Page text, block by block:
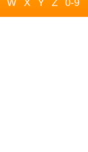
W X Y Z 0-9